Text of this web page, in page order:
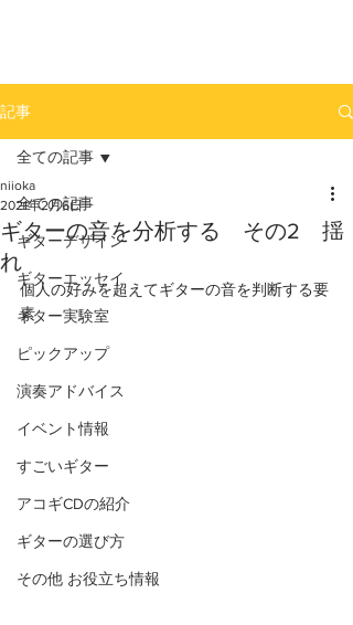
記事
全ての記事
ギターデザイン
ギターエッセイ
ギター実験室
ピックアップ
演奏アドバイス
イベント情報
すごいギター
アコギCDの紹介
ギターの選び方
その他 お役立ち情報
全ての記事
ギターの音を分析する その2 揺
れ
niioka
2021年2月6日
個人の好みを超えてギターの音を判断する要
素